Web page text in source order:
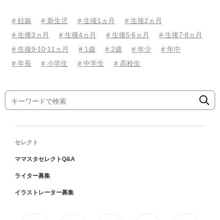
# 妊娠 # 新生児 # 生後1ヵ月
# 生後2ヵ月
# 生後3ヵ月
# 生後4ヵ月 # 生後5⋅6ヵ月
# 生後7⋅8ヵ月
# 生後9⋅10⋅11ヵ月
# 1歳 # 2歳 # 年少
# 年中
# 年長
# 小学生 # 中学生 # 高校生
セレクト
ママスタセレクトQ&A
ライター募集
イラストレーター募集